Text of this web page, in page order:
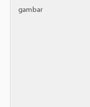
gambar